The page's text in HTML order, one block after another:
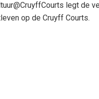
legt de
op de Cruyff Courts.